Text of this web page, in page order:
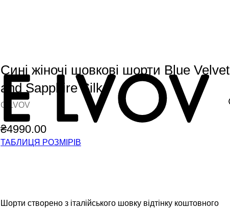
Сині жіночі шовкові шорти Blue Velvet
and Sapphire Silk
G.LVOV
₴4990.00
ТАБЛИЦЯ РОЗМІРІВ
Шорти створено з італійського шовку відтінку коштовного